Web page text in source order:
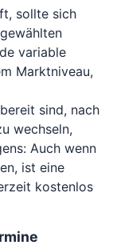
sollte sich
variable
Marktniveau,
sind, nach
wechseln,
Auch wenn
ist eine
kostenlos